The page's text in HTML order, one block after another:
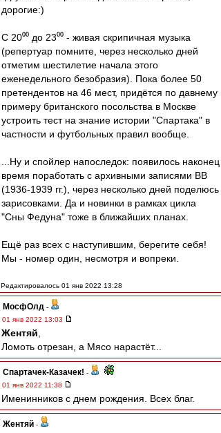
дорогие:)
С 20⁰⁰ до 23⁰⁰ - живая скрипичная музыка
(репертуар помните, через несколько дней
отметим шестилетие начала этого
еженедельного безобразия). Пока более 50
претендентов на 46 мест, придётся по давнему
примеру британского посольства в Москве
устроить тест на знание истории "Спартака" в
частности и футбольных правил вообще.
...Ну и спойлер напоследок: появилось наконец
время поработать с архивными записями ВВ
(1936-1939 гг.), через несколько дней поделюсь
зарисовками. Да и новинки в рамках цикла
"Сны Федуна" тоже в ближайших планах.
Ещё раз всех с наступившим, берегите себя!
Мы - номер один, несмотря и вопреки.
Редактировалось 01 янв 2022 13:28
МосфОлд -
01 янв 2022 13:03
Жентяй
Ломоть отрезан, а Мясо нарастёт...
Спартачек-Казачек! -
01 янв 2022 11:38
Именинников с днем рождения. Всех благ.
Жентяй -